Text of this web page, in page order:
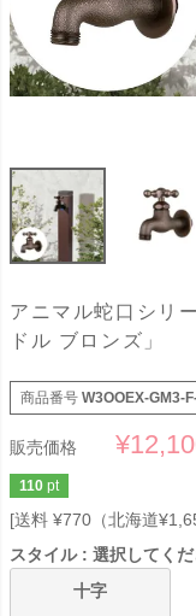
アニマル蛇口シリ
ドル ブロンズ」
商品番号 W3OOEX-GM3-
販売価格 ¥
110 pt
送料 ¥770（北海道
スタイル
選択してく
十字